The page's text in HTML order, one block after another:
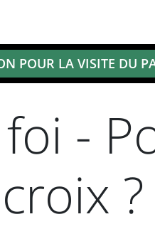
POUR LA VISITE DU
-
?